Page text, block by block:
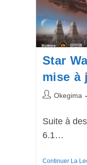
Star
mise à
Okegima
Suite à
6.1…
Continuer La